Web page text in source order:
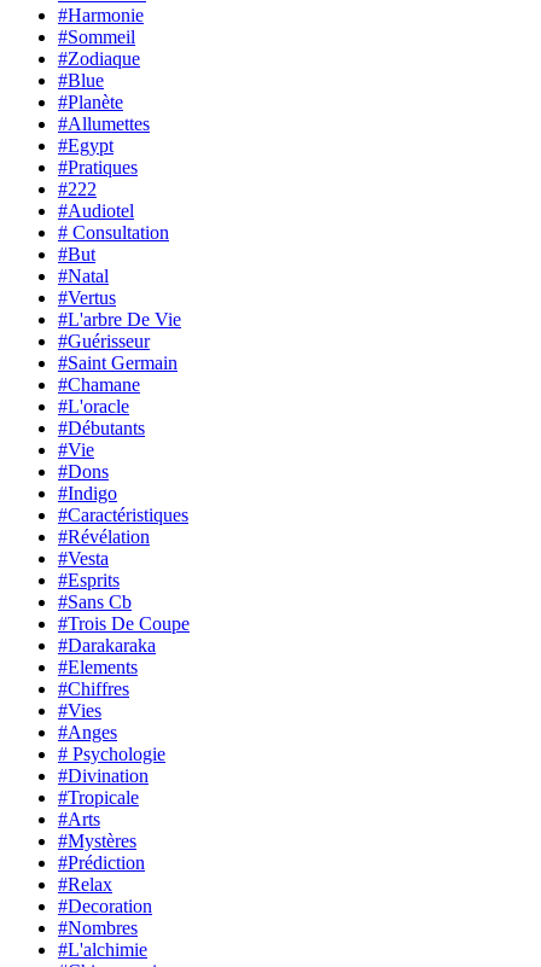
#Harmonie
#Sommeil
#Zodiaque
#Blue
#Planète
#Allumettes
#Egypt
#Pratiques
#222
#Audiotel
# Consultation
#But
#Natal
#Vertus
#L'arbre De Vie
#Guérisseur
#Saint Germain
#Chamane
#L'oracle
#Débutants
#Vie
#Dons
#Indigo
#Caractéristiques
#Révélation
#Vesta
#Esprits
#Sans Cb
#Trois De Coupe
#Darakaraka
#Elements
#Chiffres
#Vies
#Anges
# Psychologie
#Divination
#Tropicale
#Arts
#Mystères
#Prédiction
#Relax
#Decoration
#Nombres
#L'alchimie